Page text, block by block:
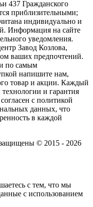
437 Гражданского
приблизительными;
индивидуально и
Информация на сайте
уведомления.
Завод Козлова,
ваших предпочтений.
по самым
напишите нам,
товар и акции. Каждый
и гарантия
с политикой
данных, что
в каждой
защищены © 2015 - 2026
с тем, что мы
с использованием